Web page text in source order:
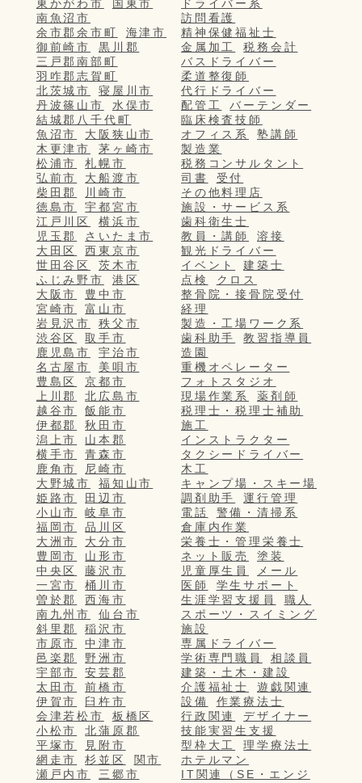
東かがわ市
国東市
南魚沼市
余市郡余市町
海津市
御前崎市
黒川郡
三戸郡南部町
羽咋郡志賀町
北茨城市
寝屋川市
丹波篠山市
水俣市
結城郡八千代町
魚沼市
大阪狭山市
木更津市
茅ヶ崎市
松浦市
札幌市
弘前市
大船渡市
柴田郡
川崎市
徳島市
宇都宮市
江戸川区
横浜市
児玉郡
さいたま市
大田区
西東京市
世田谷区
茨木市
ふじみ野市
港区
大阪市
豊中市
宮崎市
富山市
岩見沢市
秩父市
渋谷区
取手市
鹿児島市
宇治市
名古屋市
美唄市
豊島区
京都市
上川郡
北広島市
越谷市
飯能市
伊都郡
秋田市
潟上市
山本郡
横手市
青森市
鹿角市
尼崎市
大野城市
福知山市
姫路市
田辺市
小山市
岐阜市
福岡市
品川区
大洲市
大分市
豊岡市
山形市
中央区
藤沢市
一宮市
桶川市
曽於郡
西海市
南九州市
仙台市
斜里郡
稲沢市
市原市
中津市
邑楽郡
野洲市
宇部市
安芸郡
太田市
前橋市
伊賀市
臼杵市
会津若松市
板橋区
小松市
北蒲原郡
平塚市
見附市
網走市
杉並区
関市
瀬戸内市
三郷市
ドライバー系
訪問看護
精神保健福祉士
金属加工
税務会計
バスドライバー
柔道整復師
代行ドライバー
配管工
バーテンダー
臨床検査技師
オフィス系
塾講師
製造業
税務コンサルタント
司書
受付
その他料理店
施設・サービス系
歯科衛生士
教員・講師
溶接
観光ドライバー
イベント
建築士
点検
クロス
整骨院・接骨院受付
経理
製造・工場ワーク系
歯科助手
教習指導員
造園
重機オペレーター
フォトスタジオ
現場作業系
薬剤師
税理士・税理士補助
施工
インストラクター
タクシードライバー
木工
キャンプ場・スキー場
調剤助手
運行管理
電話
警備・清掃系
倉庫内作業
栄養士・管理栄養士
ネット販売
塗装
児童厚生員
メール
医師
学生サポート
生涯学習支援員
職人
スポーツ・スイミング
施設
専属ドライバー
学術専門職員
相談員
建築・土木・建設
介護福祉士
遊戯関連
設備
作業療法士
行政関連
デザイナー
技能実習生支援
型枠大工
理学療法士
ホテルマン
IT関連（SE・エンジ